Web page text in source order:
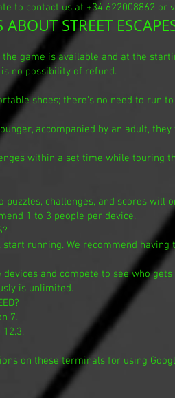
to contact us at +34 622008862 or
STREET
game is available and at the
no possibility of refund.
shoes; there's no need to run
accompanied by an adult,
within a set time while touring
challenges, and scores will
1 to 3 people per device.
running. We recommend
and compete to see who
is unlimited.
7.
on these terminals for using